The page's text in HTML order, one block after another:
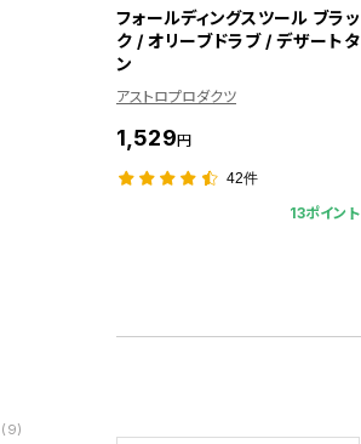
(9)
フォールディングスツール ブラッ
ク / オリーブドラブ / デザートタ
ン
アストロプロダクツ
1,529円
42件
13ポイント